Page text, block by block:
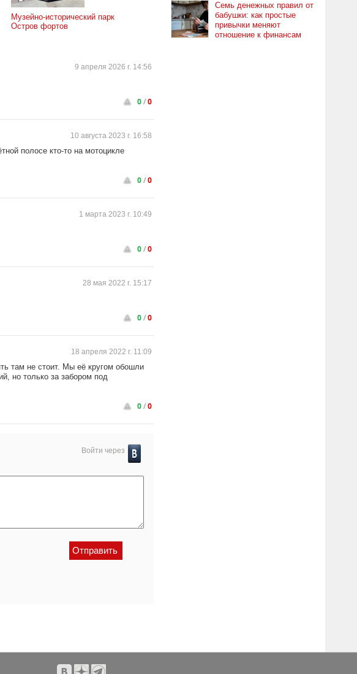
Музейно-исторический парк
Остров фортов
9 апреля 2026 г. 14:56
0/0
10 августа 2023 г. 16:58
полосе кто-то на мотоцикле
0/0
1 марта 2023 г. 10:49
0/0
28 мая 2022 г. 15:17
0/0
18 апреля 2022 г. 11:09
там не стоит. Мы её кругом обошли
но только за забором под
0/0
Войти через
Семь денежных правил от
бабушки: как простые
привычки меняют
отношение к финансам